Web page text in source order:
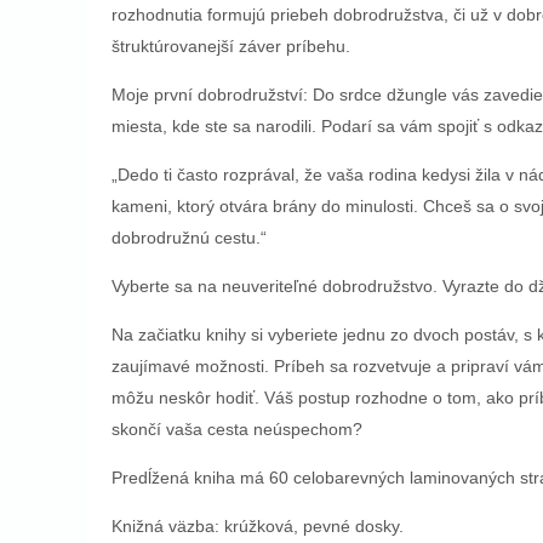
rozhodnutia formujú priebeh dobrodružstva, či už v
štruktúrovanejší záver príbehu.
Moje první dobrodružství: Do srdce džungle vás
miesta, kde ste sa narodili. Podarí sa vám spojiť s
„Dedo ti často rozprával, že vaša rodina kedysi žila v
kameni, ktorý otvára brány do minulosti. Chceš sa o
dobrodružnú cestu.“
Vyberte sa na neuveriteľné dobrodružstvo. Vyrazte do
Na začiatku knihy si vyberiete jednu zo dvoch postáv,
zaujímavé možnosti. Príbeh sa rozvetvuje a pripraví
môžu neskôr hodiť. Váš postup rozhodne o tom, ako
skončí vaša cesta neúspechom?
Predĺžená kniha má 60 celobarevných laminovaných
Knižná väzba: krúžková, pevné dosky.